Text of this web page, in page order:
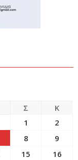
Σ
Κ
1
2
8
9
15
16